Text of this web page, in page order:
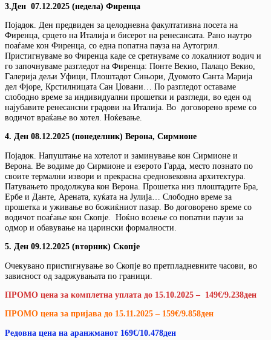
3.Ден 07.12.2025 (недела) Фиренца
Појадок. Ден предвиден за целодневна факултативна посета на
Фиренца, срцето на Италија и бисерот на ренесансата. Рано наутро
поаѓаме кон Фиренца, со една попатна пауза на Аутогрил.
Пристигнуваме во Фиренца каде се сретнуваме со локалниот водич и
го започнуваме разгледот на Фиренца: Понте Векио, Палацо Векио,
Галерија дељи Уфици, Плоштадот Сињори, Дуомото Санта Марија
дел Фјоре, Крстилницата Сан Џовани… По разгледот оставаме
слободно време за индивидуални прошетки и разгледи, во еден од
најубавите ренесансни градови на Италија. Во договорено време со
водичот враќање во хотел. Ноќевање.
4. Ден 08.12.2025 (понеделник) Верона, Сирмионе
Појадок. Напуштање на хотелот и заминување кон Сирмионе и
Верона. Ве водиме до Сирмионе и езерото Гарда, место познато по
своите термални извори и прекрасна средновековна архитектура.
Патувањето продолжува кон Верона. Прошетка низ плоштадите Бра,
Ербе и Данте, Арената, куќата на Јулија… Слободно време за
прошетка и уживање во божиќниот пазар. Во договорено време со
водичот поаѓање кон Скопје. Ноќно возење со попатни паузи за
одмор и обавување на царински формалности.
5. Ден 09.12.2025 (вторник) Скопје
Очекувано пристигнување во Скопје во претпладневните часови, во
зависност од задржувањата по граници.
ПРОМО цена за комплетна уплата до 15.10.2025 – 149€/9.238ден
ПРОМО цена за пријава до 15.11.2025 – 159€/9.858ден
Редовна цена на аранжманот 169€/10.478ден